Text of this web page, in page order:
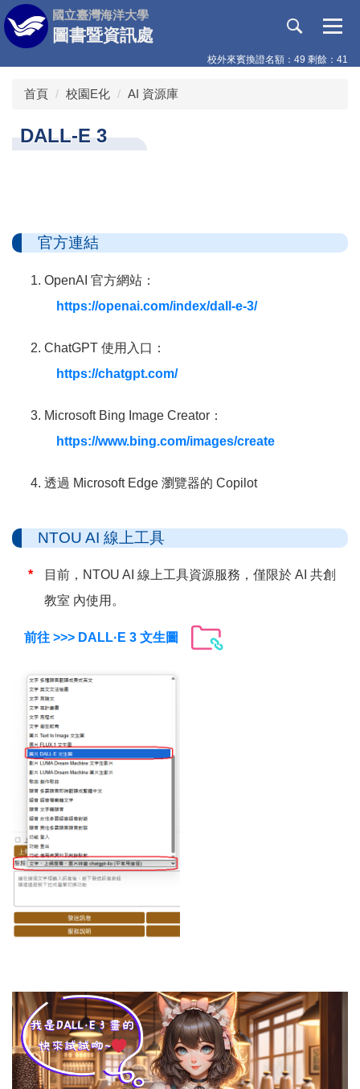
跳
到
主
要
國立臺灣海洋大學
圖書暨資訊處
校外來賓換證名額：49 剩餘：41
首頁 校園E化 AI 資源庫
DALL-E 3
官方連結
OpenAI 官方網站：
https://openai.com/index/dall-e-3/
ChatGPT 使用入口：
https://chatgpt.com/
Microsoft Bing Image Creator：
https://www.bing.com/images/create
透過 Microsoft Edge 瀏覽器的 Copilot
NTOU AI 線上工具
目前，NTOU AI 線上工具資源服務，僅限於 AI 共創
教室 內使用。
前往 >>> DALL·E 3 文生圖